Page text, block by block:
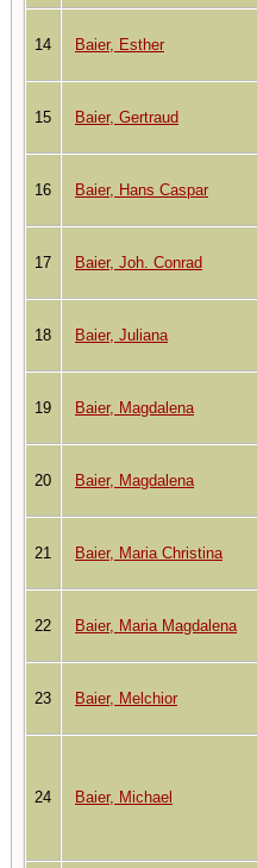
14 Baier, Esther
15 Baier, Gertraud
16 Baier, Hans Caspar
17 Baier, Joh. Conrad
18 Baier, Juliana
19 Baier, Magdalena
20 Baier, Magdalena
21 Baier, Maria Christina
22 Baier, Maria Magdalena
23 Baier, Melchior
24 Baier, Michael